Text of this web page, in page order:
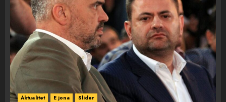
Aktualitet E jona Slider